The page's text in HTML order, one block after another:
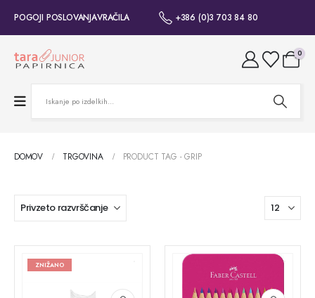
POGOJI POSLOVANJAVRAČILA +386 (0)3 703 84 80
0
DOMOV TRGOVINA PRODUCT TAG -GRIP
ZNIŽANO